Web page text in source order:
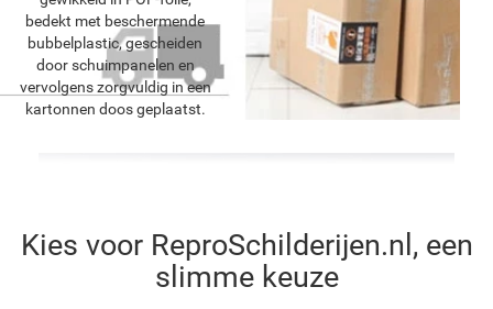
bedekt met beschermende
bubbelplastic, gescheiden
door schuimpanelen en
vervolgens zorgvuldig in een
kartonnen doos geplaatst.
Kies voor ReproSchilderijen.nl, een
slimme keuze